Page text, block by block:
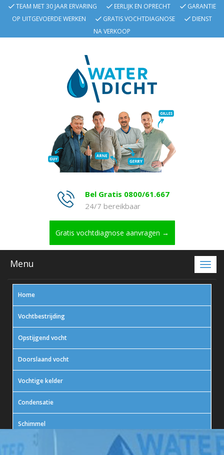
TEAM MET 30 JAAR ERVARING EERLIJK EN OPRECHT
GARANTIE
OP UITGEVOERDE WERKEN
GRATIS VOCHTDIAGNOSE
DIENST
NA VERKOOP
Bel Gratis 0800/61.667
24/7 bereikbaar
Gratis vochtdiagnose aanvragen →
Menu
Home
Vochtbestrijding
Opstijgend vocht
Doorslaand vocht
Vochtige kelder
Condensatie
Schimmel